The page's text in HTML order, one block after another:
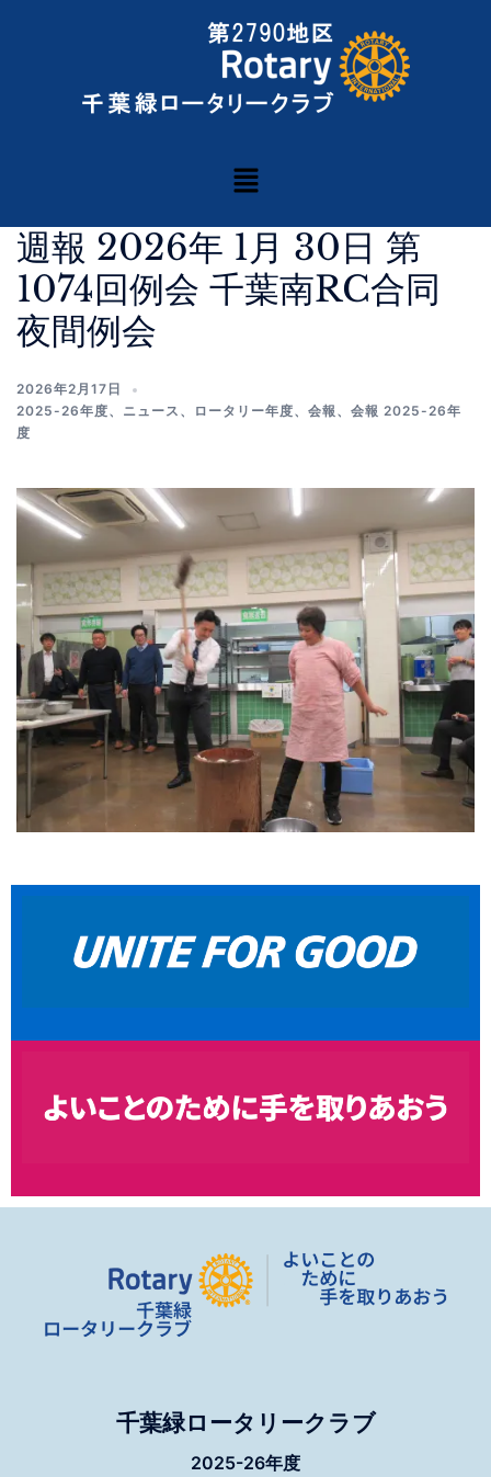
週報 2026年 1月 30日 第
1074回例会 千葉南RC合同
夜間例会
2026年2月17日
2025-26年度、 ニュース 、 ロータリー年度、 会報 、 会報 2025-26年
度
千葉緑ロータリークラブ
2025-26年度